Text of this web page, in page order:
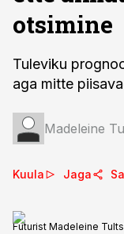
otsimine
Tuleviku
aga mitte
Madeleine
Kuula Jaga
Futurist Madeleine Tults